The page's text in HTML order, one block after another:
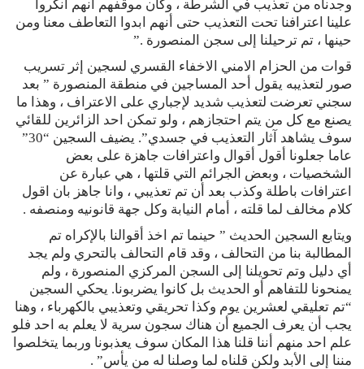
وجدناه من تعذيب في الشرطة ، وكان موقفهم أنهم أنكروا
علينا اعترافنا تحت التعذيب حتى أنهم ابدوا التعاطف معنا ومن
حينها ، تم ترحيلنا إلى سجن المنصورة .”
قوات من الحزام الامني الاخفاء القسري لسجين إثر تسريب
صور لتعذيبه يقول أحد المساجين في منطقة المنصورة ” بعد
سجني تعرضت لتعذيب شديد لإجباري على الاعتراف ، وهذا ما
يصنع مع كل من يتم احتجازهم ، ولو تمكن احد الزائرين للقائي
سوف يشاهد آثار التعذيب في جسدي”. يضيف السجين “30”
عاما جعلونا أقول أقوال واعترافات جاهزة على بعض
الشخصيات ، وبعض الجرائم التي قلتها ، هي عبارة عن
اعترافات باطلة وكذب بعد أن تم تعذيبي ، وانا جاهز بان اقول
كلام مخالف لما قلته ، أمام النيابة وكل جهة قانونيه ومنصفه .
ويتابع السجين الحديث ” حينما تم اخذ أقوالنا بالإكراه تم
المطالبة بنا من التحالف ، وقد قام التحالف بالتحري ولم يجد
أي دليل وتم تحويلنا إلى السجن المركزي المنصورة ، ولم
يمنحونا للتفاهم أو الحديث بل كانوا يضربونا. يحكي السجين
“تم تعليقي لعشرين يوم وكذا تحريقي وتعذيبي بالكهرباء ، وهنا
يجب أن يعرف الجميع أن هناك سجون سرية لا يعلم به احد فلو
علم احد منهم أننا قلنا هذا المكان سوف يعذبونا وربما يتخلصوا
مننا إلى الأبد ولكن قلناه لما وصلنا له من يأس” .